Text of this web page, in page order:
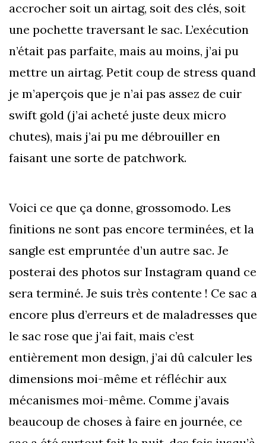
accrocher soit un airtag, soit des clés, soit
une pochette traversant le sac. L’exécution
n’était pas parfaite, mais au moins, j’ai pu
mettre un airtag. Petit coup de stress quand
je m’aperçois que je n’ai pas assez de cuir
swift gold (j’ai acheté juste deux micro
chutes), mais j’ai pu me débrouiller en
faisant une sorte de patchwork.
Voici ce que ça donne, grossomodo. Les
finitions ne sont pas encore terminées, et la
sangle est empruntée d’un autre sac. Je
posterai des photos sur Instagram quand ce
sera terminé. Je suis très contente ! Ce sac a
encore plus d’erreurs et de maladresses que
le sac rose que j’ai fait, mais c’est
entièrement mon design, j’ai dû calculer les
dimensions moi-même et réfléchir aux
mécanismes moi-même. Comme j’avais
beaucoup de choses à faire en journée, ce